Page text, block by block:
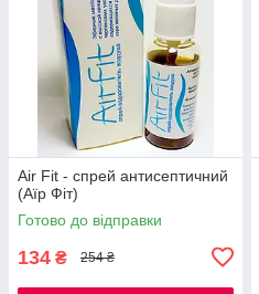
Air Fit - спрей антисептичний
(Аїр Фіт)
Готово до відправки
134 ₴ 254 ₴